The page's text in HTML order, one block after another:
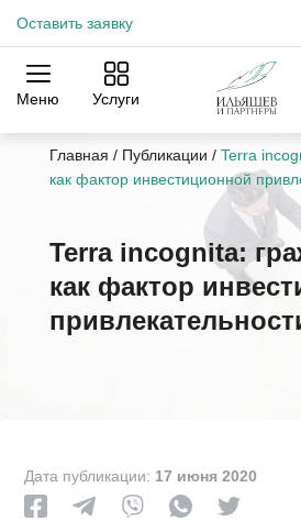
Оставить заявку
Меню Услуги
Практики Отрасли
Главная / Публикации / Terra
как фактор инвестиционной
Terra incognita:
как фактор
Дата публикации: 17 июня 2020